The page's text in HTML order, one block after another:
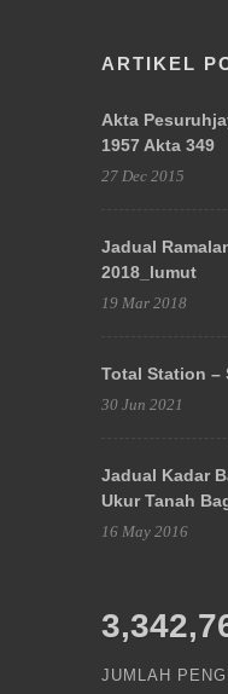
ARTIKEL
Akta
1957 Akta 349
27 Dec 2015
Jadual
2018_lumut
19 Mar 2018
Total Station –
30 Jun 2021
Jadual Kadar
Ukur Tanah
16 May 2016
JUMLAH